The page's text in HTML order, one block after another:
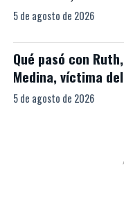
5 de agosto de 2026
Qué pasó con
Medina, víctima
5 de agosto de 2026